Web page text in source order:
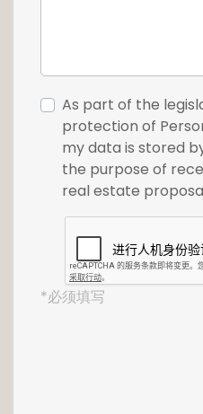
As part of the
protection of
my data is stored
the purpose of
real estate
*必须填写